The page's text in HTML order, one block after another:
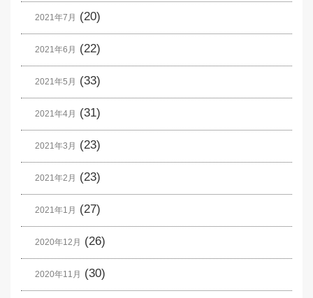
2021年7月 (20)
2021年6月 (22)
2021年5月 (33)
2021年4月 (31)
2021年3月 (23)
2021年2月 (23)
2021年1月 (27)
2020年12月 (26)
2020年11月 (30)